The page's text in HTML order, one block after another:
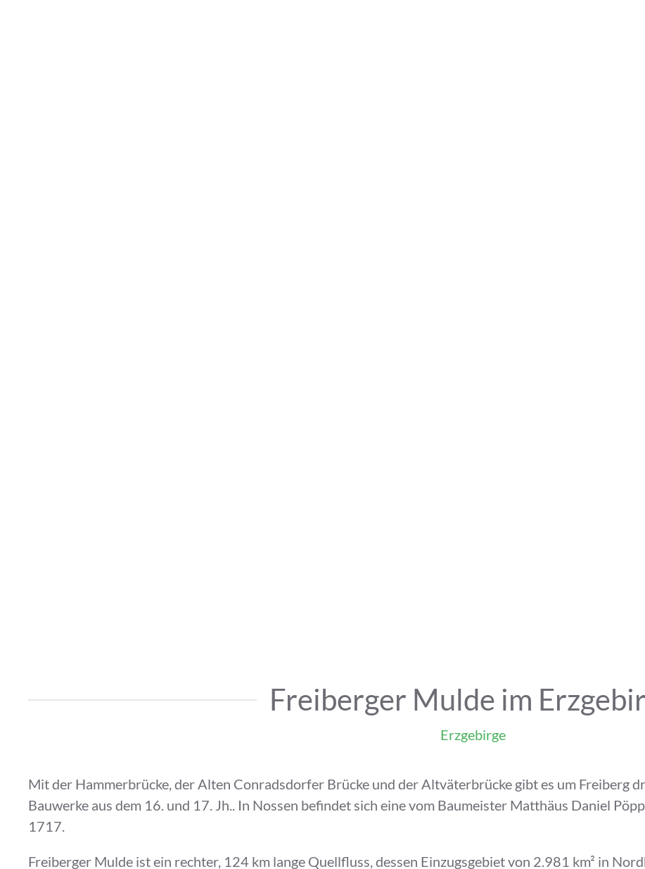
Freiberger Mulde im
Erzgebirge
Mit der Hammerbrücke, der Alten Conradsdorfer Brücke und der Altväterbrücke gibt es um Freiberg
Bauwerke aus dem 16. und 17. Jh.. In Nossen befindet sich eine vom Baumeister Matthäus Daniel
1717.
Freiberger Mulde ist ein rechter, 124 km lange Quellfluss, dessen Einzugsgebiet von 2.981 km² in